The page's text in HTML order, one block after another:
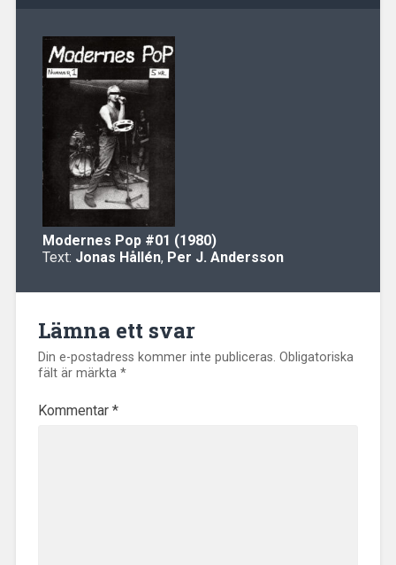
Modernes Pop #01 (1980)
Text: Jonas Hållén, Per J. Andersson
Lämna ett svar
Din e-postadress kommer inte publiceras. Obligatoriska
fält är märkta *
Kommentar *